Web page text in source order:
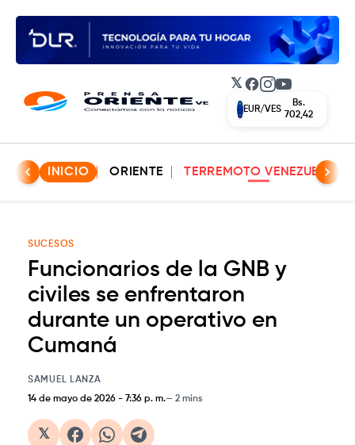
𝕏 Facebook
Instagram
YouTube
EUR/VES
Bs.
702,42
INICIO ORIENTE TERREMOTO VENEZUELA
SUCESOS
Funcionarios de la GNB y
civiles se enfrentaron
durante un operativo en
Cumaná
SAMUEL LANZA
14 de mayo de 2026 - 7:36 p. m. 2 mins
𝕏